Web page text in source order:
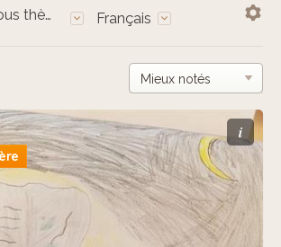
Tous thèmes Français
i